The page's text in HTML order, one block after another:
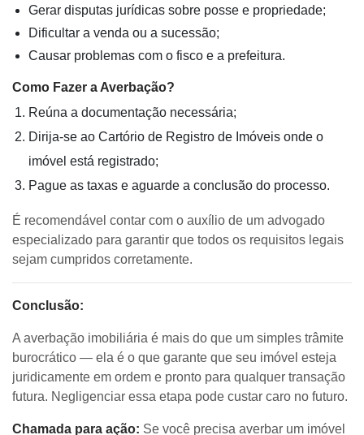
Gerar disputas jurídicas sobre posse e propriedade;
Dificultar a venda ou a sucessão;
Causar problemas com o fisco e a prefeitura.
Como Fazer a Averbação?
Reúna a documentação necessária;
Dirija-se ao Cartório de Registro de Imóveis onde o
imóvel está registrado;
Pague as taxas e aguarde a conclusão do processo.
É recomendável contar com o auxílio de um advogado
especializado para garantir que todos os requisitos legais
sejam cumpridos corretamente.
Conclusão:
A averbação imobiliária é mais do que um simples trâmite
burocrático — ela é o que garante que seu imóvel esteja
juridicamente em ordem e pronto para qualquer transação
futura. Negligenciar essa etapa pode custar caro no futuro.
Chamada para ação: Se você precisa averbar um imóvel